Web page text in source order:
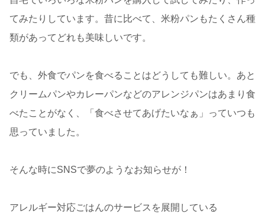
てみたりしています。昔に比べて、米粉パンもたくさん種
類があってどれも美味しいです。
でも、外食でパンを食べることはどうしても難しい。あと
クリームパンやカレーパンなどのアレンジパンはあまり食
べたことがなく、「食べさせてあげたいなぁ」っていつも
思っていました。
そんな時にSNSで夢のようなお知らせが！
アレルギー対応ごはんのサービスを展開している